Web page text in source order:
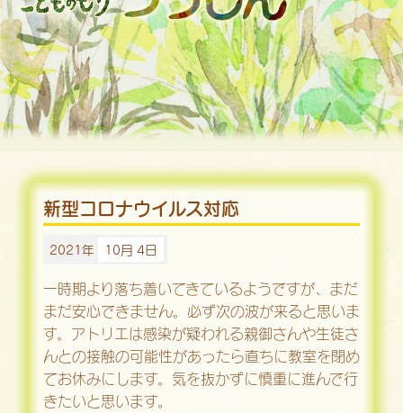
新型コロナウイルス対応
2021年 10月 4日
一時期より落ち着いてきているようですが、まだ
まだ安心できません。必ず次の波が来ると思いま
す。アトリエは感染が疑われる親御さんや生徒さ
んとの接触の可能性があったら直ちに教室を閉め
てお休みにします。気を抜かずに慎重に進んで行
きたいと思います。